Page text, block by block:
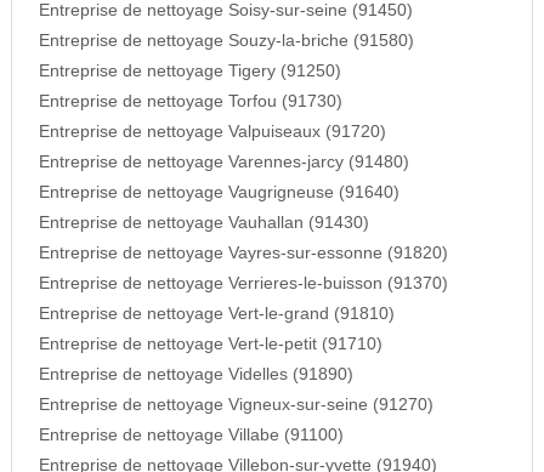
Entreprise de nettoyage Soisy-sur-seine (91450)
Entreprise de nettoyage Souzy-la-briche (91580)
Entreprise de nettoyage Tigery (91250)
Entreprise de nettoyage Torfou (91730)
Entreprise de nettoyage Valpuiseaux (91720)
Entreprise de nettoyage Varennes-jarcy (91480)
Entreprise de nettoyage Vaugrigneuse (91640)
Entreprise de nettoyage Vauhallan (91430)
Entreprise de nettoyage Vayres-sur-essonne (91820)
Entreprise de nettoyage Verrieres-le-buisson (91370)
Entreprise de nettoyage Vert-le-grand (91810)
Entreprise de nettoyage Vert-le-petit (91710)
Entreprise de nettoyage Videlles (91890)
Entreprise de nettoyage Vigneux-sur-seine (91270)
Entreprise de nettoyage Villabe (91100)
Entreprise de nettoyage Villebon-sur-yvette (91940)